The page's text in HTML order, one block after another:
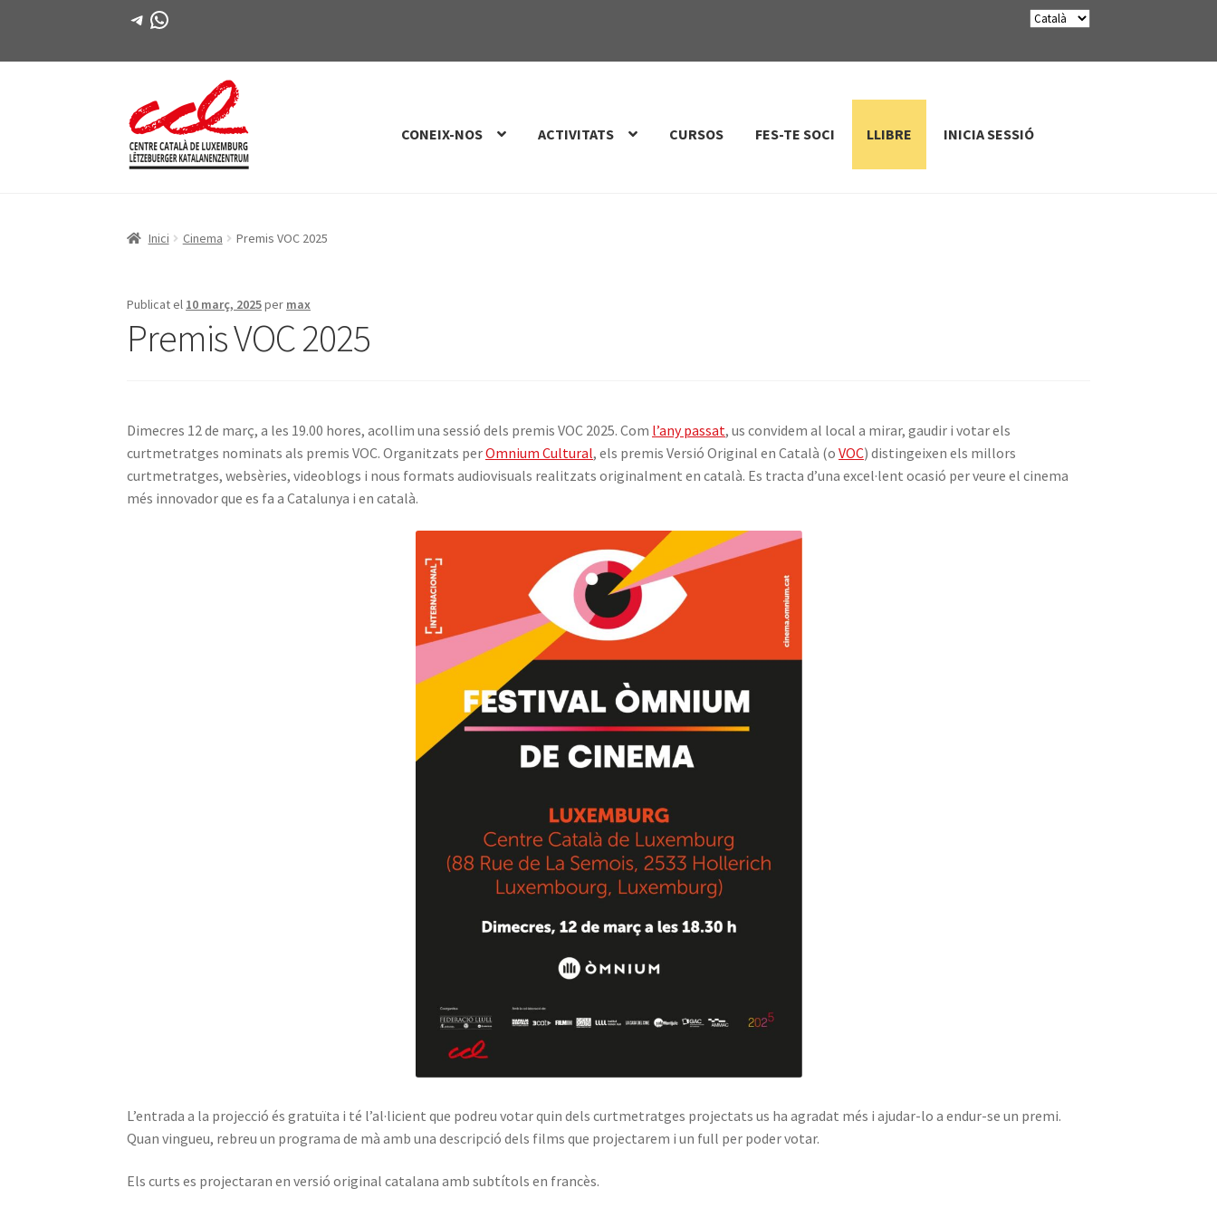
Telegram
WhatsApp
Salta
a
Vés
al
CONEIX-NOS ACTIVITATS CURSOS FES-TE SOCI LLIBRE INICIA SESSIÓ
Inici Cinema Premis VOC 2025
Publicat el 10 març, 2025per max
Premis VOC 2025
Dimecres 12 de març, a les 19.00 hores, acollim una sessió dels premis VOC 2025. Com l’any passat, us convidem al local a mirar, gaudir i votar els
curtmetratges nominats als premis VOC. Organitzats perOmnium Cultural, els premis Versió Original en Català (oVOC) distingeixen els millors
curtmetratges, websèries, videoblogs i nous formats audiovisuals realitzats originalment en català. Es tracta d’una excel·lent ocasió per veure el cinema
més innovador que es fa a Catalunya i en català.
L’entrada a la projecció és gratuïta i té l’al·licient que podreu votar quin dels curtmetratges projectats us ha agradat més i ajudar-lo a endur-se un premi.
Quan vingueu, rebreu un programa de mà amb una descripció dels films que projectarem i un full per poder votar.
Els curts es projectaran en versió original catalana amb subtítols en francès.